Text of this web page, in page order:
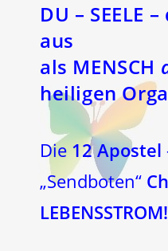
DU – SEELE –
aus
als MENSCH
heiligen
Die12 Apostel
„Sendboten“
LEBENSSTROM!